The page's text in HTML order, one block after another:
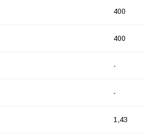
400
400
-
-
1,43